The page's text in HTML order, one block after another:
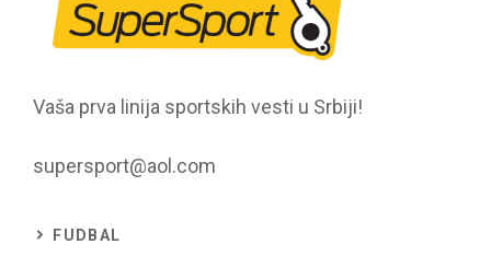
Vaša prva linija sportskih vesti u Srbiji!
supersport@aol.com
FUDBAL